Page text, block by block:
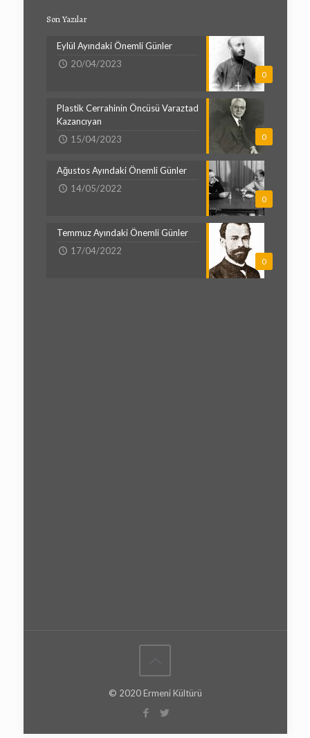
Son Yazılar
0
Eylül Ayındaki Önemli Günler
20/04/2023
0
Plastik Cerrahinin Öncüsü Varaztad
Kazancıyan
15/04/2023
0
Ağustos Ayındaki Önemli Günler
14/05/2022
0
Temmuz Ayındaki Önemli Günler
17/04/2022
© 2020 Ermeni Kültürü